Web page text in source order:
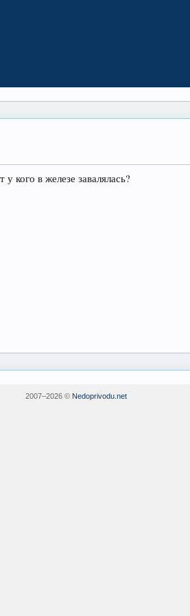
кого в железе завалялась?
2007–2026 © Nedoprivodu.net